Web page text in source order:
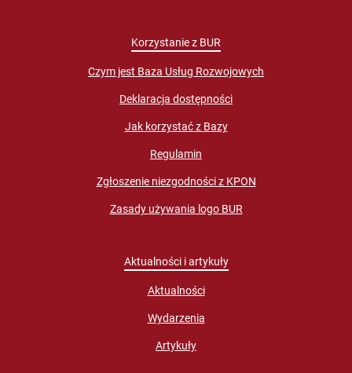
Korzystanie z BUR
Czym jest Baza Usług Rozwojowych
Deklaracja dostępności
Jak korzystać z Bazy
Regulamin
Zgłoszenie niezgodności z KPON
Zasady używania logo BUR
Aktualności i artykuły
Aktualności
Wydarzenia
Artykuły